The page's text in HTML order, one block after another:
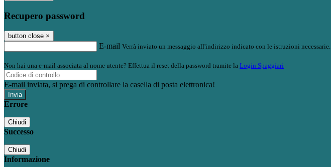
Recupero password
button close ×
E-mail Verrà inviato un messaggio all'indirizzo indicato con le istruzioni necessarie.
Non hai una e-mail associata al nome utente? Effettua il reset della password tramite la Login Spaggiari
E-mail inviata, si prega di controllare la casella di posta elettronica!
Errore
Chiudi
Successo
Chiudi
Informazione